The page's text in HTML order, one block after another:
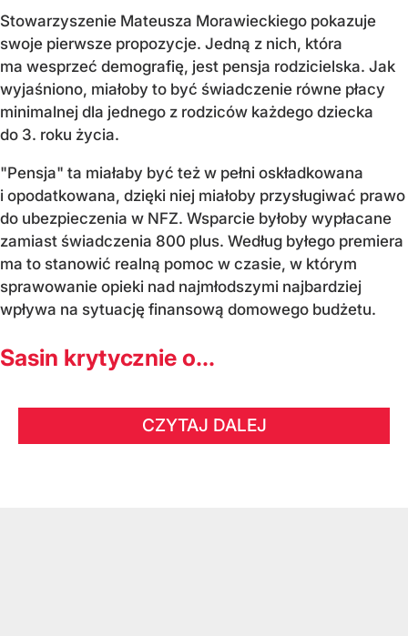
Stowarzyszenie Mateusza Morawieckiego pokazuje
swoje pierwsze propozycje. Jedną z nich, która
ma wesprzeć demografię, jest pensja rodzicielska. Jak
wyjaśniono, miałoby to być świadczenie równe płacy
minimalnej dla jednego z rodziców każdego dziecka
do 3. roku życia.
"Pensja" ta miałaby być też w pełni oskładkowana
i opodatkowana, dzięki niej miałoby przysługiwać prawo
do ubezpieczenia w NFZ. Wsparcie byłoby wypłacane
zamiast świadczenia 800 plus. Według byłego premiera
ma to stanowić realną pomoc w czasie, w którym
sprawowanie opieki nad najmłodszymi najbardziej
wpływa na sytuację finansową domowego budżetu.
Sasin krytycznie o...
CZYTAJ DALEJ